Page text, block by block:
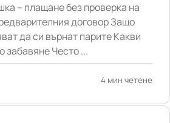
– плащане без проверка на
договор Защо
да си върнат парите Какви
забавяне Често ...
4 мин четене